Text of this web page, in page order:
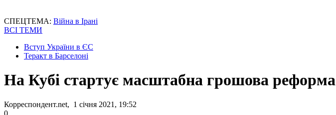
СПЕЦТЕМА: Війна в Ірані
ВСІ ТЕМИ
Вступ України в ЄС
Теракт в Барселоні
На Кубі стартує масштабна грошова реформа
Корреспондент.net, 1 січня 2021, 19:52
0